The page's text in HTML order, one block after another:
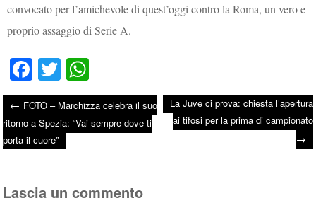
convocato per l’amichevole di quest’oggi contro la Roma, un vero e
proprio assaggio di Serie A.
Fa
ce
bo
ok
T
wi
tte
r
ha
ts
A
pp
Post navigation
← FOTO – Marchizza celebra il suo
ritorno a Spezia: “Vai sempre dove ti
porta il cuore”
La Juve ci prova: chiesta l’apertura
ai tifosi per la prima di campionato
→
Lascia un commento